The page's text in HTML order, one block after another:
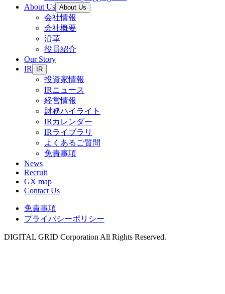
About Us About Us
会社情報
会社概要
沿革
役員紹介
Our Story
IR
IR
投資家情報
IRニュース
経営情報
財務ハイライト
IRカレンダー
IRライブラリ
よくあるご質問
免責事項
News
Recruit
GX map
Contact Us
免責事項
プライバシーポリシー
DIGITAL GRID Corporation All Rights Reserved.